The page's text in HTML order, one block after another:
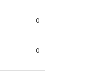
0
0